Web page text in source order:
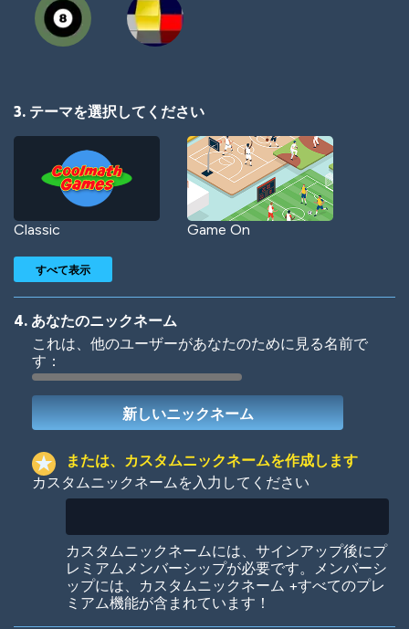
3. テーマを選択してください
Classic Game On
Woof
Colorful
すべて表示
4. あなたのニックネーム
これは、他のユーザーがあなたのために見る名前で
す：
または、カスタムニックネームを作成します
カスタムニックネームを入力してください
カスタムニックネームには、サインアップ後にプ
レミアムメンバーシップが必要です。メンバーシ
ップには、カスタムニックネーム +すべてのプレ
ミアム機能が含まれています！